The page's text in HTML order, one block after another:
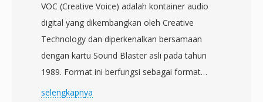
mengkuantisasi perbedaan tersebut ke dalam
rentang bit yang terbatas. Pendekatan ini
menghasilkan kompresi yang signifikan sambil
menjaga decoding tetap murah secara
komputasional, pertimbangan penting untuk
game yang mendedikasikan sebagian besar
VOC (Creative Voice) adalah kontainer audio
digital yang dikembangkan oleh Creative
Technology dan diperkenalkan bersamaan
dengan kartu Sound Blaster asli pada tahun
1989. Format ini berfungsi sebagai format
audio native untuk keluarga Sound Blaster
selengkapnya